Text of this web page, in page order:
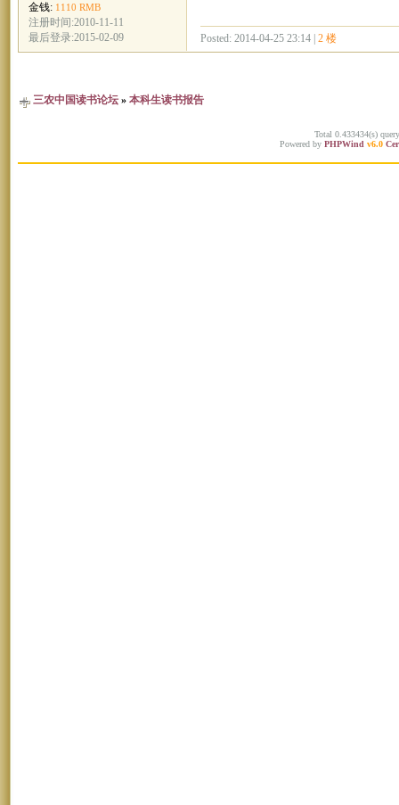
金钱: 1110 RMB
注册时间:2010-11-11
最后登录:2015-02-09
Posted: 2014-04-25 23:14 | 2 楼
三农中国读书论坛 » 本科生读书报告
Total 0.433434(s)
Powered by PHPWind v6.0